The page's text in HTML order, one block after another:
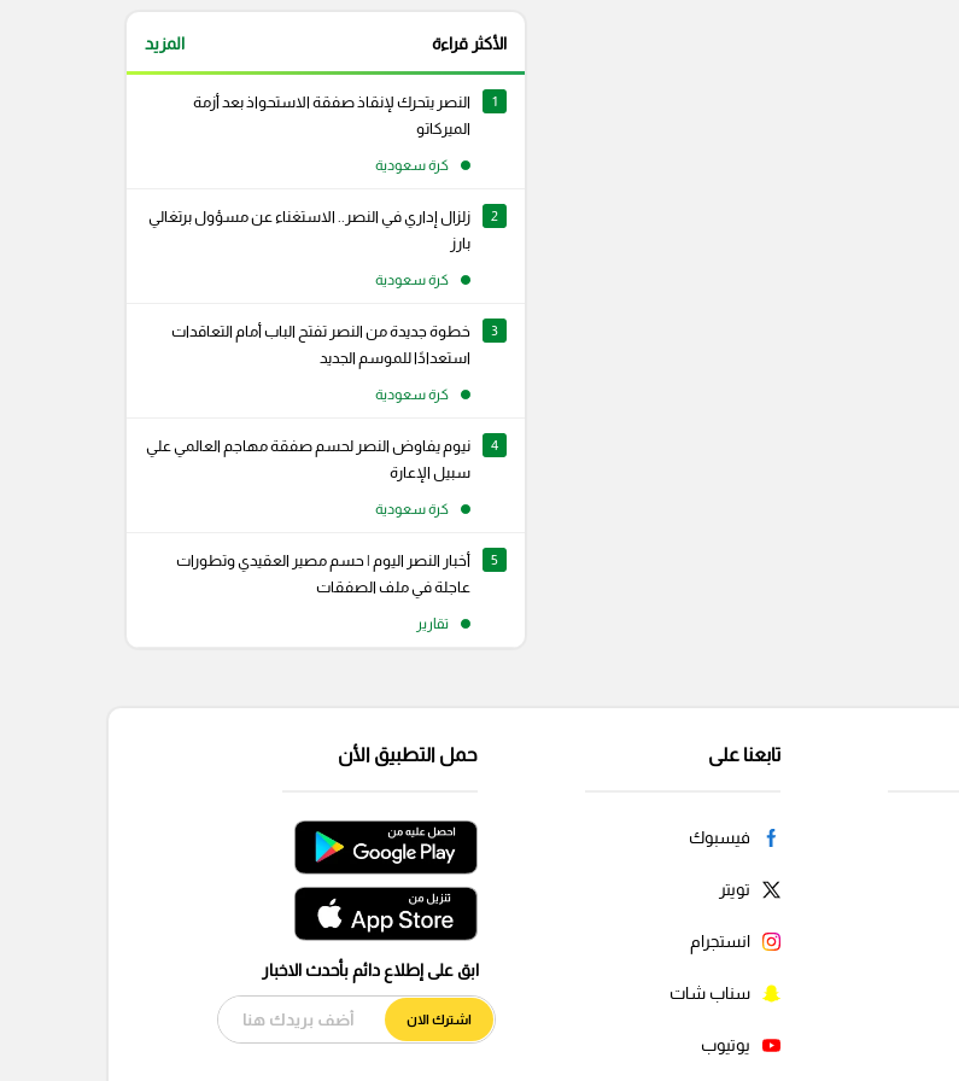
الأكثر قراءة المزيد
1
النصر يتحرك لإنقاذ صفقة الاستحواذ بعد أزمة
الميركاتو
كرة سعودية
2
زلزال إداري في النصر.. الاستغناء عن مسؤول برتغالي
بارز
كرة سعودية
3
خطوة جديدة من النصر تفتح الباب أمام التعاقدات
استعدادًا للموسم الجديد
كرة سعودية
4
نيوم يفاوض النصر لحسم صفقة مهاجم العالمي علي
سبيل الإعارة
كرة سعودية
5
أخبار النصر اليوم | حسم مصير العقيدي وتطورات
عاجلة في ملف الصفقات
تقارير
تابعنا على
فيسبوك
تويتر
انستجرام
سناب شات
يوتيوب
حمل التطبيق الأن
ابق على إطلاع دائم بأحدث الاخبار
اشترك الان